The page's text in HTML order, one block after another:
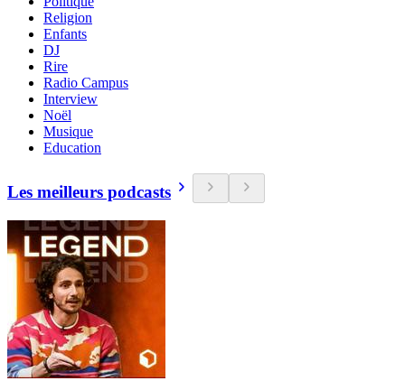
Religion
Enfants
DJ
Rire
Radio Campus
Interview
Noël
Musique
Education
Les meilleurs podcasts